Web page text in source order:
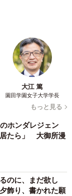
大江 篤
園田学園女子大学学長
もっと見る
ホンダレジェン
たら」 大御所漫
のに、まだ欲し
飾り、書かれた願